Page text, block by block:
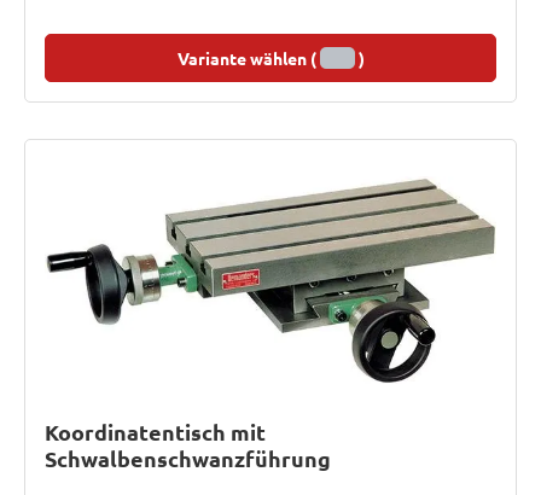
Variante wählen ( )
Koordinatentisch mit
Schwalbenschwanzführung